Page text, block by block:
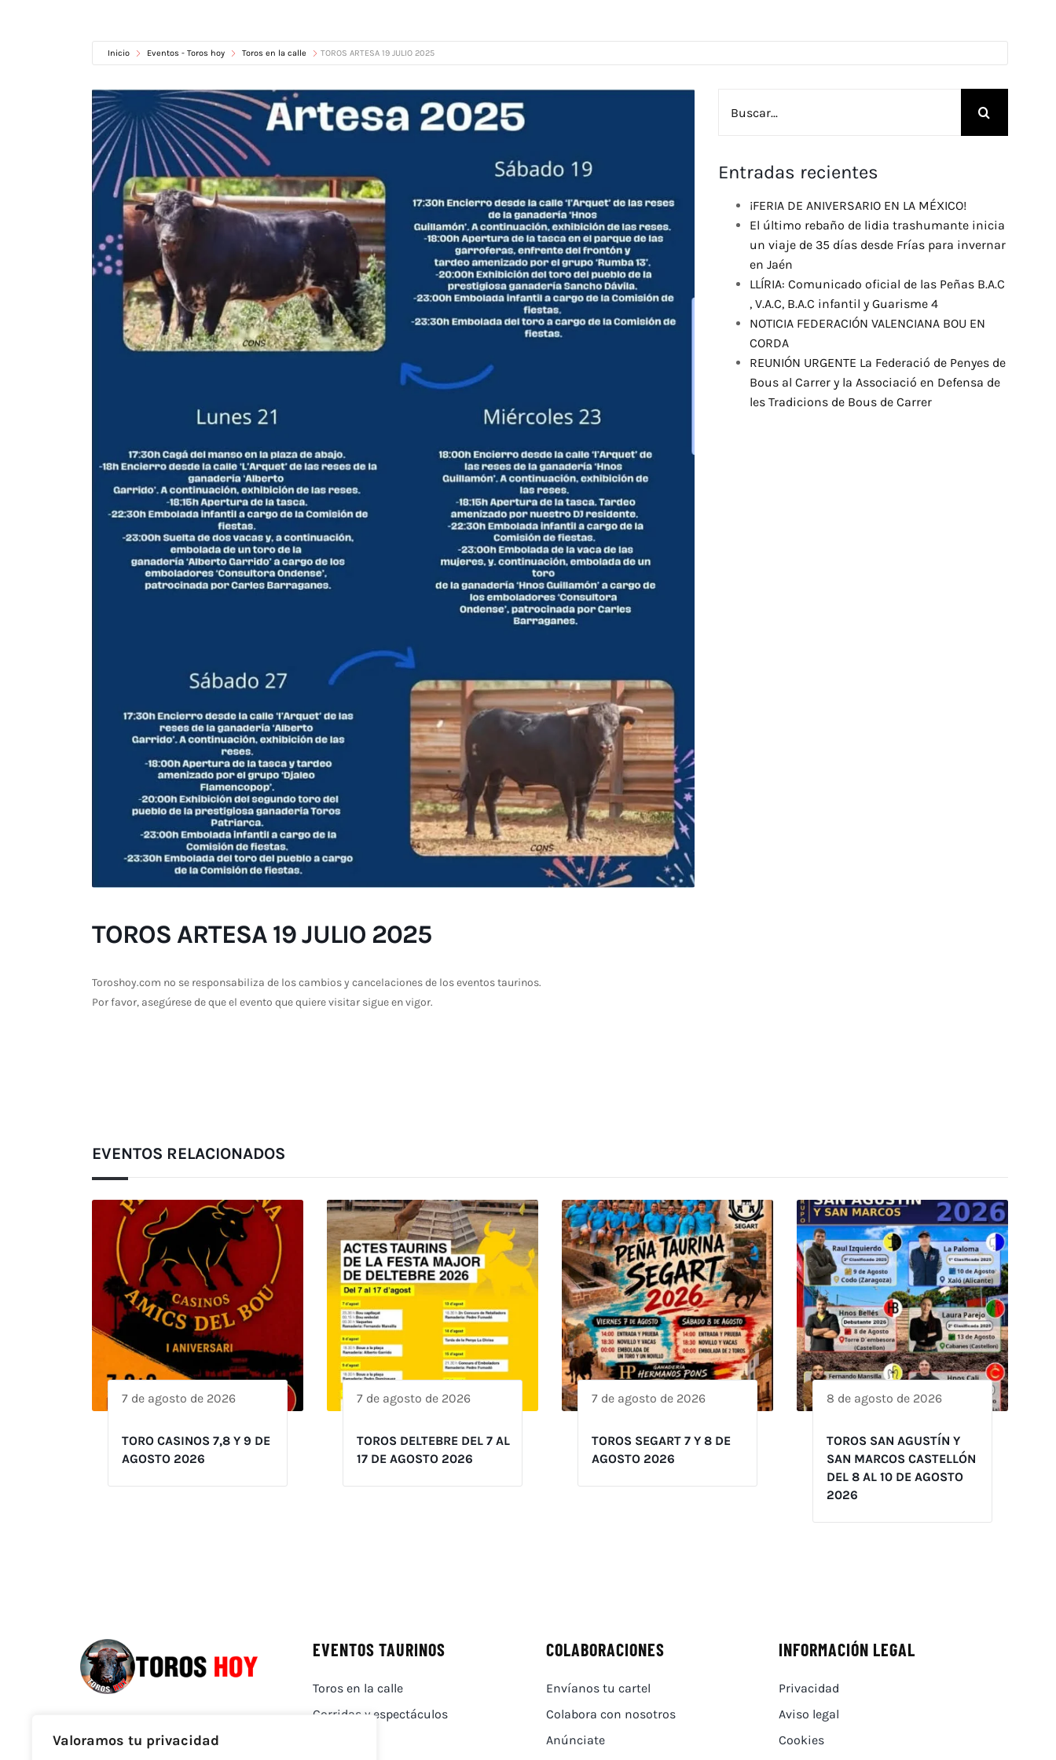
Valoramos tu privacidad
Inicio Eventos - Toros hoy Toros en la calle TOROS ARTESA 19 JULIO 2025
TOROS ARTESA 19 JULIO 2025
Toroshoy.com no se responsabiliza de los cambios y cancelaciones de los eventos taurinos.
Por favor, asegúrese de que el evento que quiere visitar sigue en vigor.
Entradas recientes
¡FERIA DE ANIVERSARIO EN LA MÉXICO!
El último rebaño de lidia trashumante inicia
un viaje de 35 días desde Frías para invernar
en Jaén
LLÍRIA: Comunicado oficial de las Peñas B.A.C
, V.A.C, B.A.C infantil y Guarisme 4
NOTICIA FEDERACIÓN VALENCIANA BOU EN
CORDA
REUNIÓN URGENTE La Federació de Penyes de
Bous al Carrer y la Associació en Defensa de
les Tradicions de Bous de Carrer
EVENTOS RELACIONADOS
7 de agosto de 2026
TORO CASINOS 7,8 Y 9 DE
AGOSTO 2026
7 de agosto de 2026
TOROS DELTEBRE DEL 7 AL
17 DE AGOSTO 2026
7 de agosto de 2026
TOROS SEGART 7 Y 8 DE
AGOSTO 2026
8 de agosto de 2026
TOROS SAN AGUSTÍN Y
SAN MARCOS CASTELLÓN
DEL 8 AL 10 DE AGOSTO
2026
EVENTOS TAURINOS
Toros en la calle
Corridas y espectáculos
COLABORACIONES
Envíanos tu cartel
Colabora con nosotros
Anúnciate
INFORMACIÓN LEGAL
Privacidad
Aviso legal
Cookies